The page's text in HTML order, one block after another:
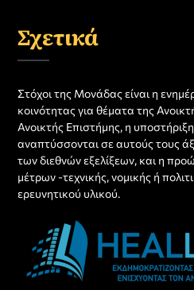
Σχετικά
Στόχοι της Μονάδας είναι η
κοινότητας για θέματα της
Ανοικτής Επιστήμης, η
αναπτύσσονται σε αυτούς τους
των διεθνών εξελίξεων, και η
μέτρων -τεχνικής, νομικής ή
ερευνητικού υλικού.